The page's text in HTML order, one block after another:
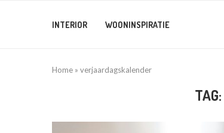
INTERIOR WOONINSPIRATIE
Home » verjaardagskalender
TAG: